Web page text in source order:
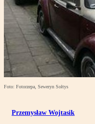
Foto: Fotorzepa, Seweryn Sołtys
Przemysław Wojtasik